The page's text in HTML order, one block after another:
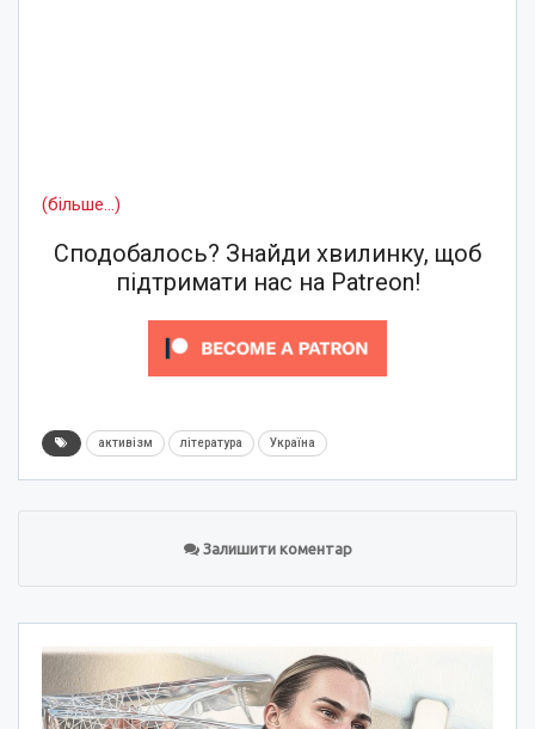
(більше…)
Сподобалось? Знайди хвилинку, щоб
підтримати нас на Patreon!
активізм література Україна
Залишити коментар